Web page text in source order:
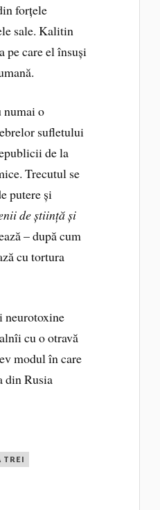
forțele
sale. Kalitin
pe care el însuși
numai o
sufletului
de la
Trecutul se
putere și
de știință și
– după cum
cu tortura
neurotoxine
cu o otravă
modul în care
din Rusia
TREI